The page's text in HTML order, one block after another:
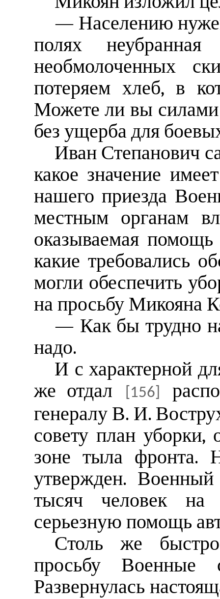
— Населению
полях
необмолоченных
потеряем хлеб, в
Можете ли вы силами
без ущерба для
Иван Степанович
какое значение
нашего приезда
местным органам
оказываемая
какие требовались
могли обеспечить
на просьбу Микояна
— Как бы трудно
надо.
И с характерной
же отдал
[156]
генералу В. И.
совету план уборки,
зоне тыла фронта.
утвержден.
тысяч человек на
серьезную помощь
Столь же
просьбу Военные
Развернулась